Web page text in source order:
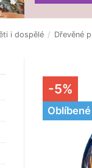
i dospělé / Dřevěné
-5%
Oblíbené